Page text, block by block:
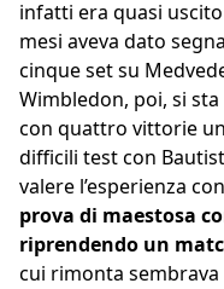
infatti era quasi
mesi aveva dato
cinque set su
Wimbledon, poi, si
con quattro vittorie
difficili test con
valere l’esperienza
prova di maestosa
riprendendo un
cui rimonta